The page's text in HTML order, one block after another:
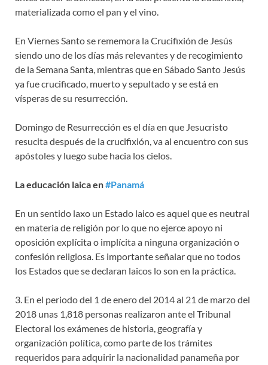
materializada como el pan y el vino.
En Viernes Santo se rememora la Crucifixión de Jesús
siendo uno de los días más relevantes y de recogimiento
de la Semana Santa, mientras que en Sábado Santo Jesús
ya fue crucificado, muerto y sepultado y se está en
vísperas de su resurrección.
Domingo de Resurrección es el día en que Jesucristo
resucita después de la crucifixión, va al encuentro con sus
apóstoles y luego sube hacia los cielos.
La educación laica en#Panamá
En un sentido laxo un Estado laico es aquel que es neutral
en materia de religión por lo que no ejerce apoyo ni
oposición explícita o implícita a ninguna organización o
confesión religiosa. Es importante señalar que no todos
los Estados que se declaran laicos lo son en la práctica.
3. En el periodo del 1 de enero del 2014 al 21 de marzo del
2018 unas 1,818 personas realizaron ante el Tribunal
Electoral los exámenes de historia, geografía y
organización política, como parte de los trámites
requeridos para adquirir la nacionalidad panameña por